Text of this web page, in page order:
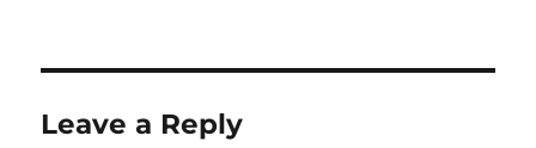
Leave a Reply